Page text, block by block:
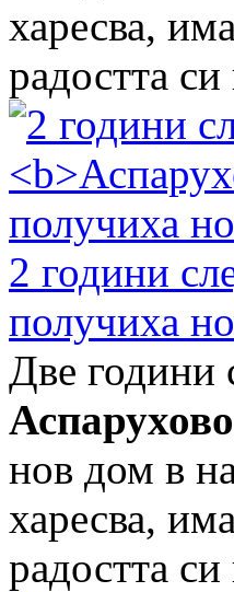
харесва,
радостта
2 години
получиха
Две години
Аспарухово
нов дом в
харесва,
радостта